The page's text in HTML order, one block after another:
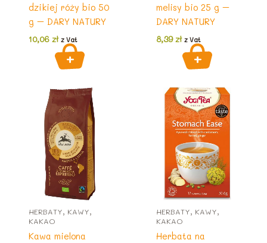
dzikiej róży bio 50
g – DARY NATURY
10,06 zł z Vat
melisy bio 25 g –
DARY NATURY
8,39zł z Vat
HERBATY, KAWY,
KAKAO
Kawa mielona
HERBATY, KAWY,
KAKAO
Herbata na